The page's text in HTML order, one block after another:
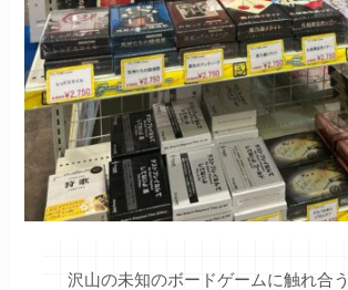
沢山の未知のボードゲームに触れ合